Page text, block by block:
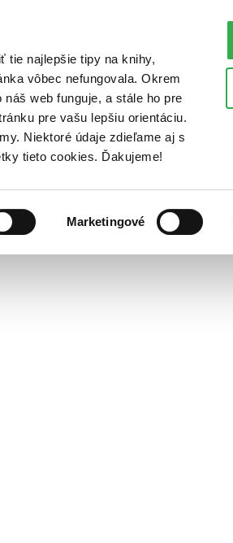
tie najlepšie tipy na knihy,
vôbec nefungovala. Okrem
web funguje, a stále ho pre
pre vašu lepšiu orientáciu.
Niektoré údaje zdieľame aj s
tieto cookies. Ďakujeme!
Marketingové